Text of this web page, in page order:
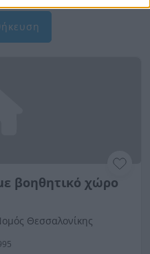
βοηθητικό χώρο
Θεσσαλονίκης